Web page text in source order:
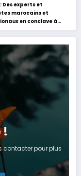
Des experts et
marocains et
en conclave à
!
contacter pour plus